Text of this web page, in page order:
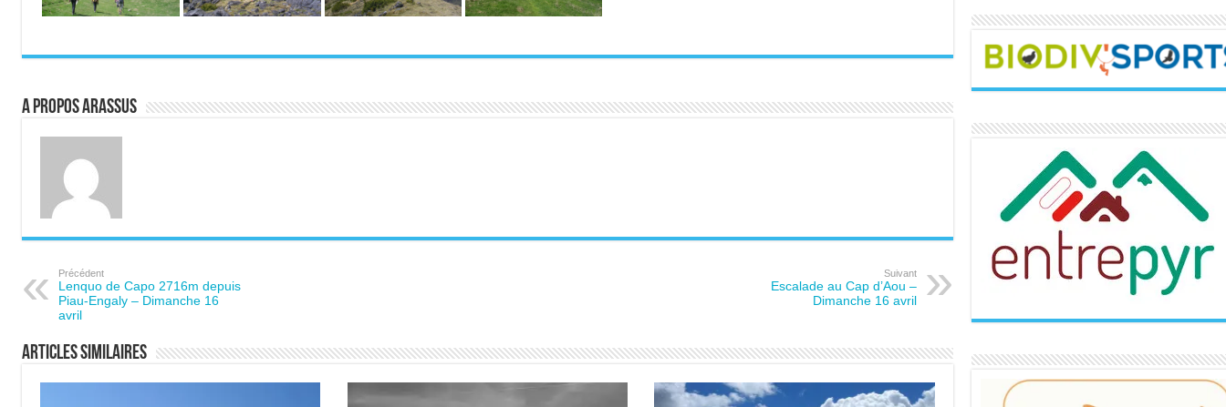
A propos ARASSUS
Précédent
Lenquo de Capo 2716m depuis
Piau-Engaly – Dimanche 16
avril
Suivant
Escalade au Cap d’Aou –
Dimanche 16 avril
Articles similaires